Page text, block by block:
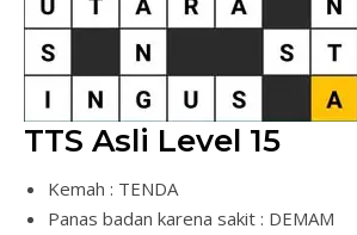
TTS Asli Level 15
Kemah : TENDA
Panas badan karena sakit : DEMAM